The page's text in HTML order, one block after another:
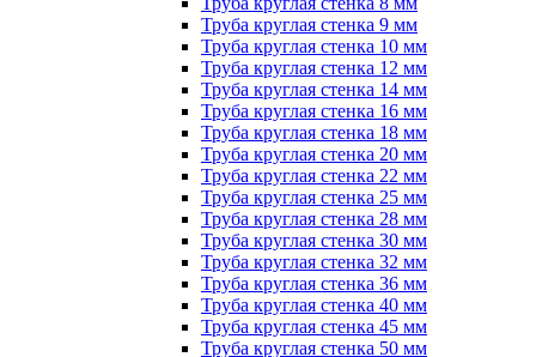
Труба круглая стенка 9 мм
Труба круглая стенка 10 мм
Труба круглая стенка 12 мм
Труба круглая стенка 14 мм
Труба круглая стенка 16 мм
Труба круглая стенка 18 мм
Труба круглая стенка 20 мм
Труба круглая стенка 22 мм
Труба круглая стенка 25 мм
Труба круглая стенка 28 мм
Труба круглая стенка 30 мм
Труба круглая стенка 32 мм
Труба круглая стенка 36 мм
Труба круглая стенка 40 мм
Труба круглая стенка 45 мм
Труба круглая стенка 50 мм